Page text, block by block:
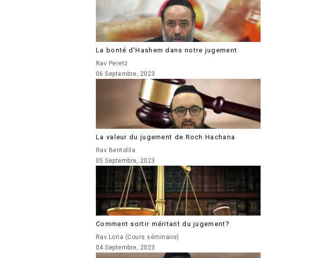
La bonté d'Hashem dans notre jugement
Rav Peretz
06 Septembre, 2023
La valeur du jugement de Roch Hachana
Rav Bentolila
05 Septembre, 2023
Comment sortir méritant du jugement?
Rav Loria (Cours séminaire)
04 Septembre, 2023